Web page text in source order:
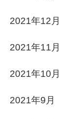
2021年12月
2021年11月
2021年10月
2021年9月